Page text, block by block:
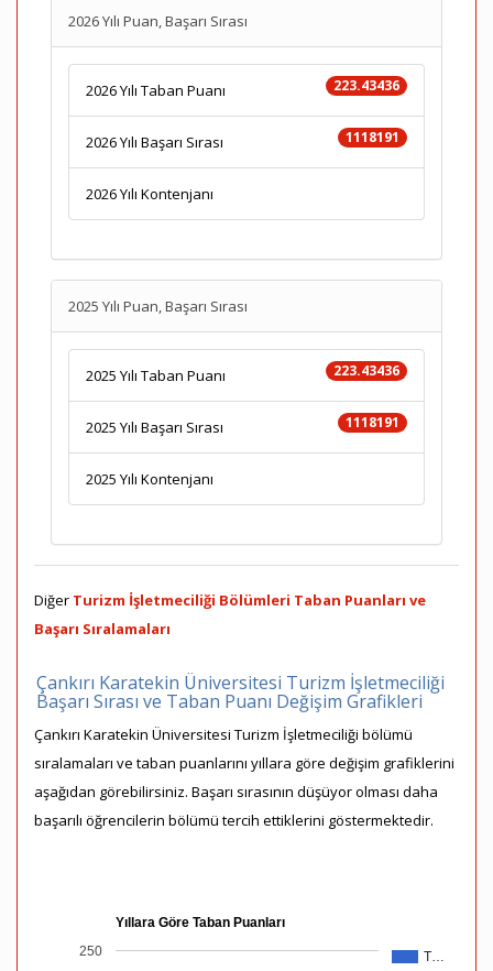
2026 Yılı Puan, Başarı Sırası
223.43436
2026 Yılı Taban Puanı
1118191
2026 Yılı Başarı Sırası
2026 Yılı Kontenjanı
2025 Yılı Puan, Başarı Sırası
223.43436
2025 Yılı Taban Puanı
1118191
2025 Yılı Başarı Sırası
2025 Yılı Kontenjanı
Diğer Turizm İşletmeciliği Bölümleri Taban Puanları ve
Başarı Sıralamaları
Çankırı Karatekin Üniversitesi Turizm İşletmeciliği
Başarı Sırası ve Taban Puanı Değişim Grafikleri
Çankırı Karatekin Üniversitesi Turizm İşletmeciliği bölümü
sıralamaları ve taban puanlarını yıllara göre değişim grafiklerini
aşağıdan görebilirsiniz. Başarı sırasının düşüyor olması daha
başarılı öğrencilerin bölümü tercih ettiklerini göstermektedir.
Yıllara Göre Taban Puanları
T…
250